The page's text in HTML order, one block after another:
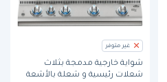
غير متوفر
شواية خارجية مدمجة بثلاث
شعلات رئيسية و شعلة بالأشعة